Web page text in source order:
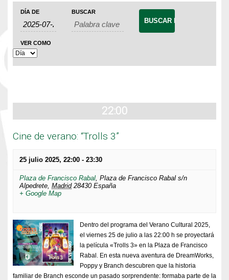
Navegación
de
búsqueda
y
Búsqueda
de
Eventos
DÍA DE BUSCAR
Navegación
de
vistas
de
Evento
VER COMO
22:00
Cine de verano: “Trolls 3”
25 julio 2025, 22:00 - 23:30
Plaza de Francisco Rabal, Plaza de Francisco Rabal s/n
Alpedrete, Madrid 28430 España
+ Google Map
Dentro del programa del Verano Cultural 2025,
el viernes 25 de julio a las 22:00 h se proyectará
la película «Trolls 3» en la Plaza de Francisco
Rabal. En esta nueva aventura de DreamWorks,
Poppy y Branch descubren que la historia
familiar de Branch esconde un pasado sorprendente: formaba parte de la